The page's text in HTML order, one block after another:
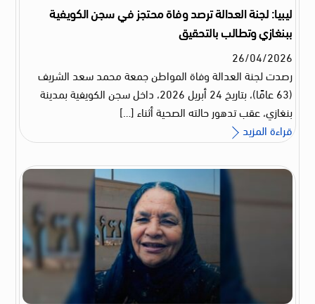
ليبيا: لجنة العدالة ترصد وفاة محتجز في سجن الكويفية
ببنغازي وتطالب بالتحقيق
26/04/2026
رصدت لجنة العدالة وفاة المواطن جمعة محمد سعد الشريف
(63 عامًا)، بتاريخ 24 أبريل 2026، داخل سجن الكويفية بمدينة
بنغازي، عقب تدهور حالته الصحية أثناء […]
قراءة المزيد